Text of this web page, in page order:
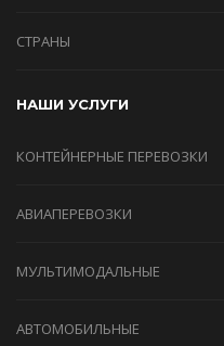
СТРАНЫ
НАШИ УСЛУГИ
КОНТЕЙНЕРНЫЕ ПЕРЕВОЗКИ
АВИАПЕРЕВОЗКИ
МУЛЬТИМОДАЛЬНЫЕ
АВТОМОБИЛЬНЫЕ